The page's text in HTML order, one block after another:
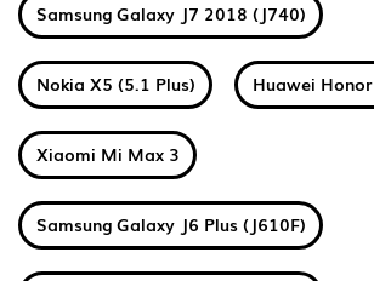
Samsung Galaxy J7 2018 (J740)
Nokia X5 (5.1 Plus) Huawei
Xiaomi Mi Max 3
Samsung Galaxy J6 Plus (J610F)